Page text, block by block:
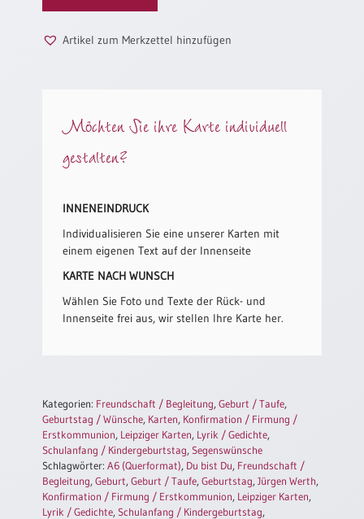
Abendmahlszulassung
Kirchen(wieder)eintritt
Urkunden
Poster
Neuerscheinungen
Sortimente
Hefte
Menge
Artikel zum Merkzettel hinzufügen
Möchten Sie ihre Karte individuell
gestalten?
INNENEINDRUCK
Individualisieren Sie eine unserer Karten mit
einem eigenen Text auf der Innenseite
KARTE NACH WUNSCH
Wählen Sie Foto und Texte der Rück- und
Innenseite frei aus, wir stellen Ihre Karte her.
Kategorien: Freundschaft / Begleitung,Geburt / Taufe,
Geburtstag / Wünsche, Karten, Konfirmation / Firmung /
Erstkommunion, Leipziger Karten, Lyrik / Gedichte,
Schulanfang / Kindergeburtstag, Segenswünsche
Schlagwörter:A6 (Querformat), Du bist Du, Freundschaft /
Begleitung,Geburt,Geburt / Taufe,Geburtstag,Jürgen Werth,
Konfirmation / Firmung / Erstkommunion, Leipziger Karten,
Lyrik / Gedichte, Schulanfang / Kindergeburtstag,